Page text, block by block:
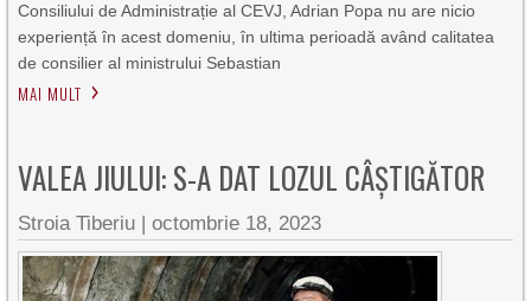
Consiliului de Administrație al CEVJ, Adrian Popa nu are nicio
experiență în acest domeniu, în ultima perioadă având calitatea
de consilier al ministrului Sebastian
MAI MULT
VALEA JIULUI: S-A DAT LOZUL CÂȘTIGĂTOR
Stroia Tiberiu |octombrie 18, 2023